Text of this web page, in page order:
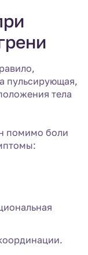
пульсирующая,
тела
помимо боли